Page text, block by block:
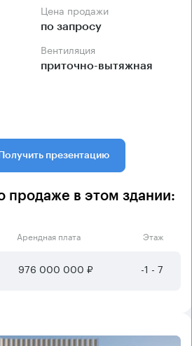
Цена продажи
по запросу
Вентиляция
приточно-вытяжная
Получить презентацию
продаже в этом здании:
Арендная плата Этаж
976 000 000 ₽ -1 - 7